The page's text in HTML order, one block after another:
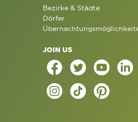
Bezirke & Städte
Dörfer
JOIN US